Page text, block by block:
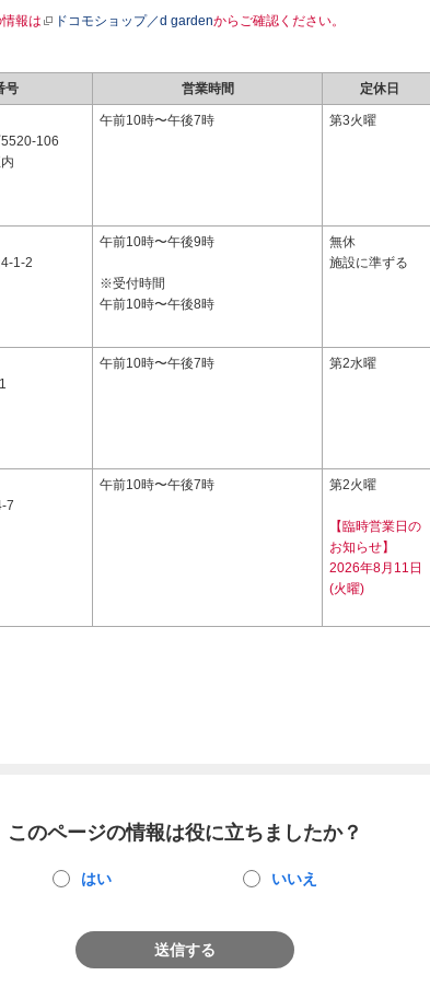
報は ドコモショップ／d gardenからご確認ください。
号 営業時間 定休日
106
午前10時〜午後7時 第3火曜
1-2
午前10時〜午後9時
※受付時間
午前10時〜午後8時
無休
施設に準ずる
午前10時〜午後7時 第2水曜
7
午前10時〜午後7時 第2火曜
【臨時営業日の
お知らせ】
2026年8月11日
(火曜)
このページの情報は役に立ちましたか？
はい いいえ
送信する